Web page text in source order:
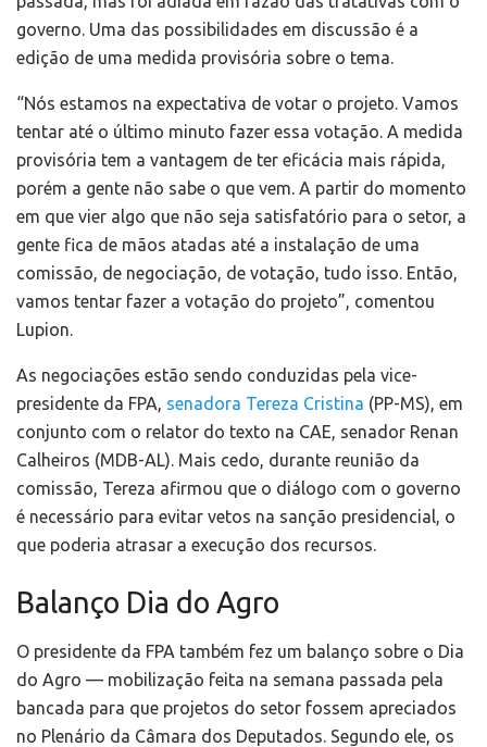
governo. Uma das possibilidades em discussão é a
edição de uma medida provisória sobre o tema.
“Nós estamos na expectativa de votar o projeto. Vamos
tentar até o último minuto fazer essa votação. A medida
provisória tem a vantagem de ter eficácia mais rápida,
porém a gente não sabe o que vem. A partir do momento
em que vier algo que não seja satisfatório para o setor, a
gente fica de mãos atadas até a instalação de uma
comissão, de negociação, de votação, tudo isso. Então,
vamos tentar fazer a votação do projeto”, comentou
Lupion.
As negociações estão sendo conduzidas pela vice-
presidente da FPA, senadora Tereza Cristina (PP-MS), em
conjunto com o relator do texto na CAE, senador Renan
Calheiros (MDB-AL). Mais cedo, durante reunião da
comissão, Tereza afirmou que o diálogo com o governo
é necessário para evitar vetos na sanção presidencial, o
que poderia atrasar a execução dos recursos.
Balanço Dia do Agro
O presidente da FPA também fez um balanço sobre o Dia
do Agro — mobilização feita na semana passada pela
bancada para que projetos do setor fossem apreciados
no Plenário da Câmara dos Deputados. Segundo ele, os